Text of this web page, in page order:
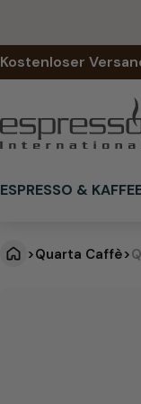
springen
Kostenloser
ESPRESSO &
>Quarta Caffè>